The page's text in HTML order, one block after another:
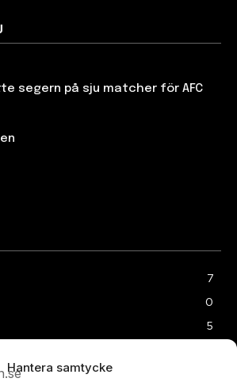
Hantera samtycke
segern på sju matcher för AFC
7
0
5